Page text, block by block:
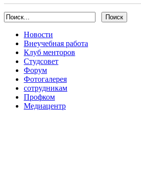
Новости
Внеучебная работа
Клуб менторов
Студсовет
Форум
Фотогалерея
сотрудникам
Профком
Медиацентр